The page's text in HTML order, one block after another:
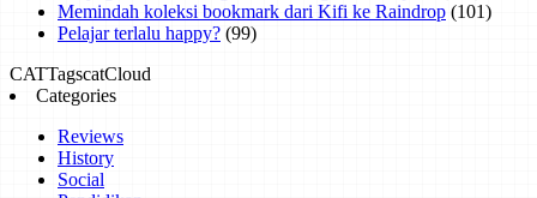
Memindah koleksi bookmark dari Kifi ke Raindrop (101)
Pelajar terlalu happy? (99)
CATTagscatCloud
Categories
Reviews
History
Social